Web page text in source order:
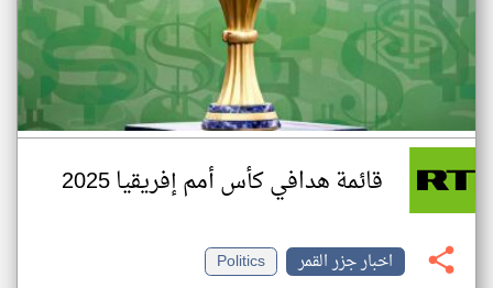
قائمة هدافي كأس أمم إفريقيا 2025
اخبار جزر القمر
Politics